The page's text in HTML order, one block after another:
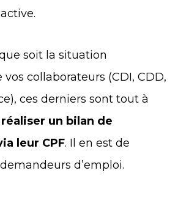
soit la situation
collaborateurs (CDI, CDD,
ces derniers sont tout à
un bilan de
leur CPF. Il en est de
d’emploi.